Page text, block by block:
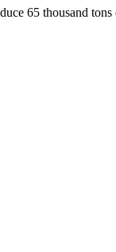
65 thousand